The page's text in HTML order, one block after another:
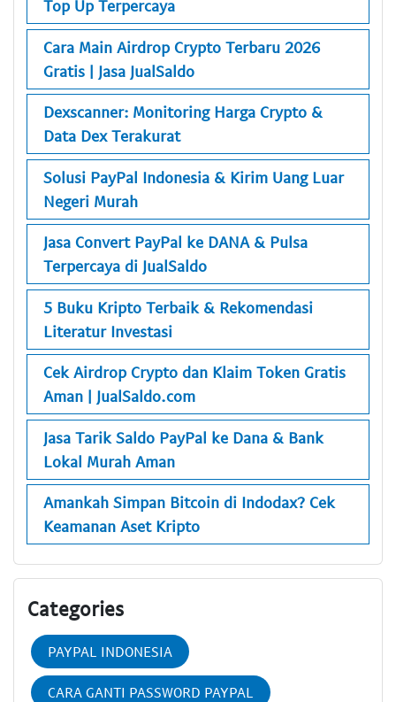
Top Up Terpercaya
Cara Main Airdrop Crypto Terbaru 2026
Gratis | Jasa JualSaldo
Dexscanner: Monitoring Harga Crypto &
Data Dex Terakurat
Solusi PayPal Indonesia & Kirim Uang Luar
Negeri Murah
Jasa Convert PayPal ke DANA & Pulsa
Terpercaya di JualSaldo
5 Buku Kripto Terbaik & Rekomendasi
Literatur Investasi
Cek Airdrop Crypto dan Klaim Token Gratis
Aman | JualSaldo.com
Jasa Tarik Saldo PayPal ke Dana & Bank
Lokal Murah Aman
Amankah Simpan Bitcoin di Indodax? Cek
Keamanan Aset Kripto
Categories
PAYPAL INDONESIA
CARA GANTI PASSWORD PAYPAL